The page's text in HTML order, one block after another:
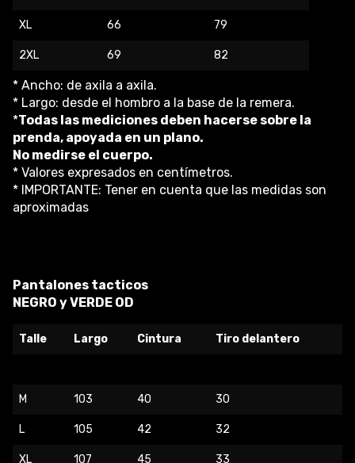
XL 66 79
2XL 69 82
* Ancho: de axila a axila.
* Largo: desde el hombro a la base de la remera.
*Todas las mediciones deben hacerse sobre la
prenda, apoyada en un plano.
No medirse el cuerpo.
* Valores expresados en centímetros.
* IMPORTANTE: Tener en cuenta que las medidas son
aproximadas
Pantalones tacticos
NEGRO y VERDE OD
Talle Largo Cintura Tiro delantero
M 103 40 30
L 105 42 32
XL 107 45 33